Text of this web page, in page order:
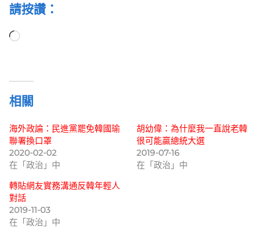
請按讚：
正
相關
海外政論：民進黨罷免韓國瑜
聯署換口罩
2020-02-02
在「政治」中
胡幼偉：為什麼我一直說老韓
很可能贏總統大選
2019-07-16
在「政治」中
轉貼網友實務溝通反韓年輕人
對話
2019-11-03
在「政治」中